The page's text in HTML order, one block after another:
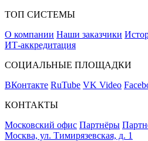
ТОП СИСТЕМЫ
О компании Наши заказчики
ИТ-аккредитация
СОЦИАЛЬНЫЕ ПЛОЩАДКИ
ВКонтакте RuTube VK Video
КОНТАКТЫ
Московский офис Партнёры
Москва, ул. Тимирязевская, д. 1